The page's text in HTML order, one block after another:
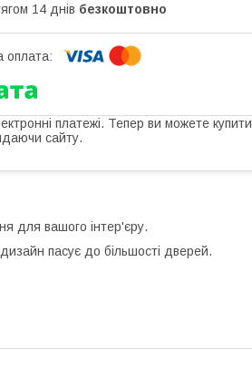
14 днів безкоштовно
платежі. Тепер ви можете купити
сайту.
для вашого інтер'єру.
пасує до більшості дверей.